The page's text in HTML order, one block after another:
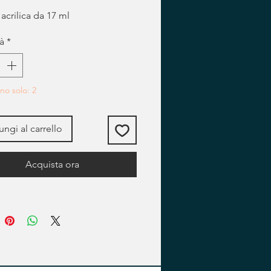
da 17 ml
*
solo: 2
al carrello
Acquista ora